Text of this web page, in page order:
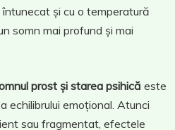
și cu o temperatură
somn mai profund și mai
prost și starea psihică este
echilibrului emoțional. Atunci
sau fragmentat, efectele